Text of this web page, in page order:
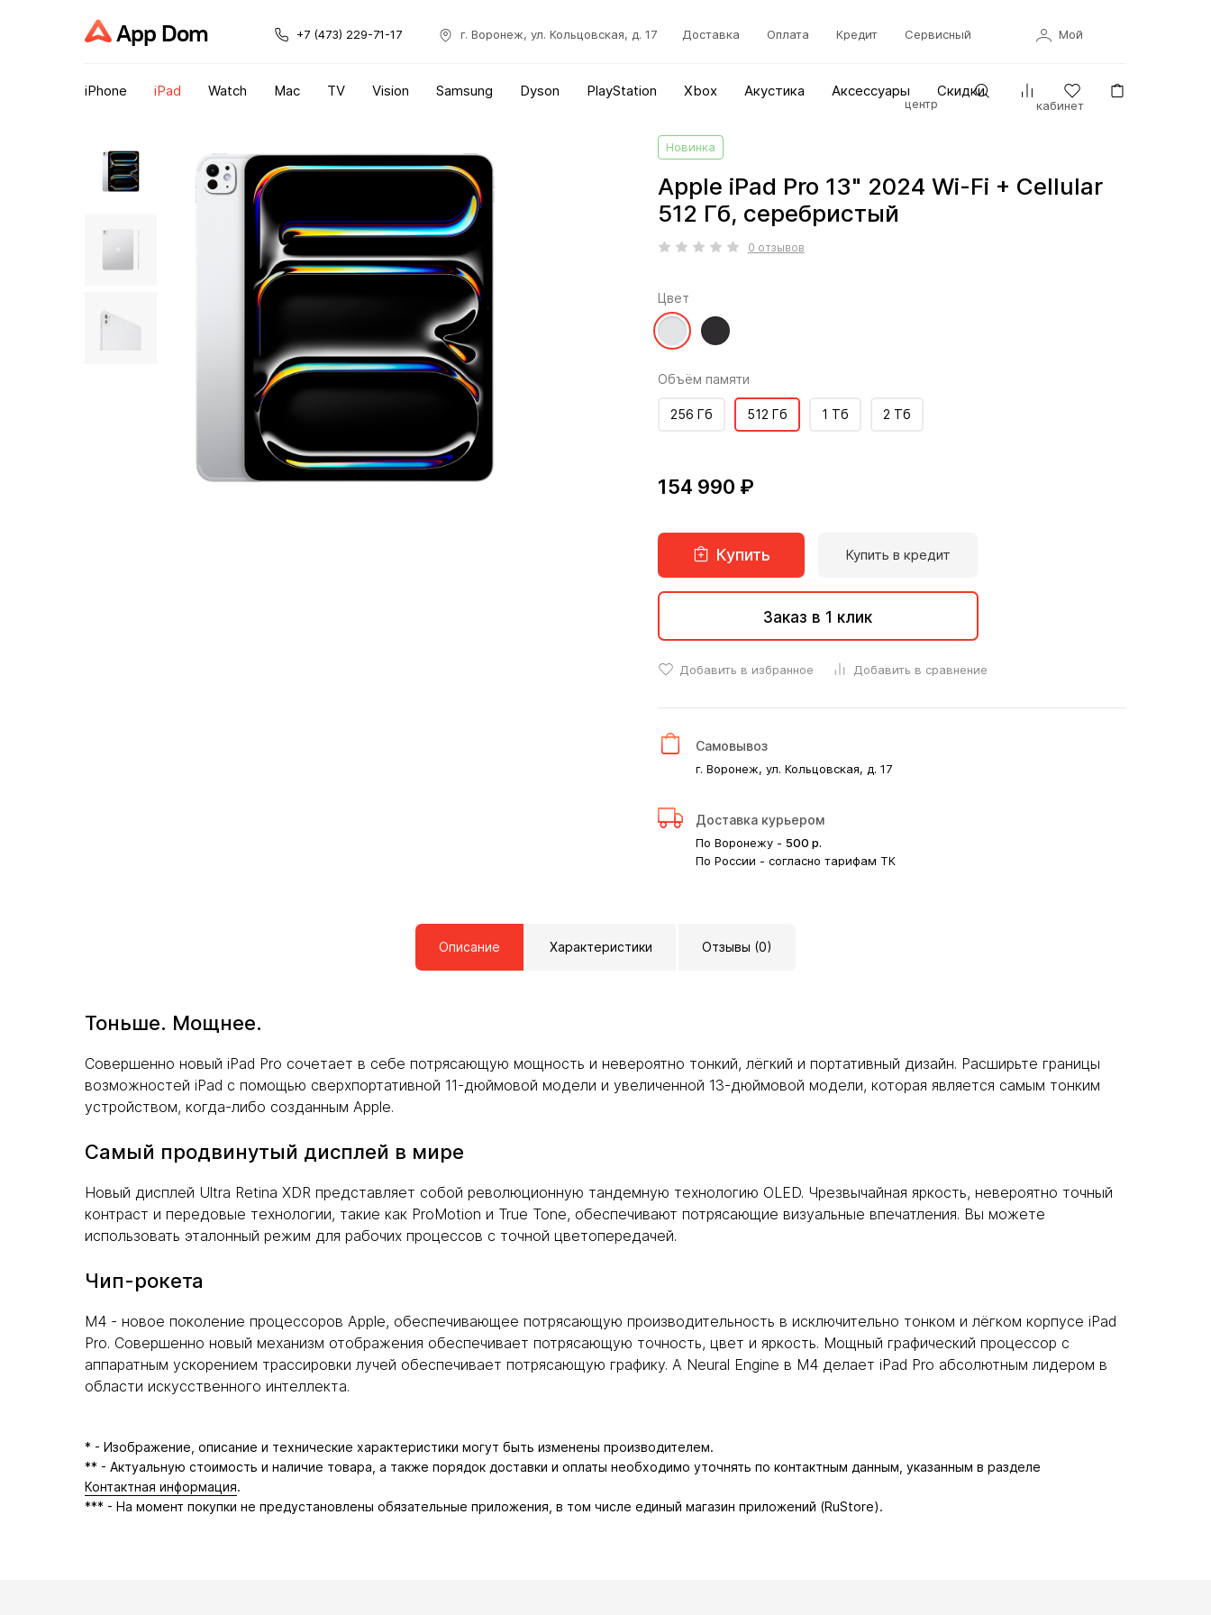
App Dom +7 (473) 229-71-17 г. Воронеж, ул. Кольцовская, д. 17 Доставка Оплата Кредит Сервисный
центр
Мой
кабинет
iPhone iPad Watch Mac TV Vision Samsung Dyson PlayStation Xbox Акустика Аксессуары Скидки
Новинка
Apple iPad Pro 13" 2024 Wi-Fi + Cellular
512 Гб, серебристый
0 отзывов
Цвет
Объём памяти
512 Гб 1 Тб 2 Тб
256 Гб
154 990 ₽
Купить Купить в кредит
Заказ в 1 клик
Добавить в избранное Добавить в сравнение
Самовывоз
г. Воронеж, ул. Кольцовская, д. 17
Доставка курьером
По Воронежу - 500 р.
По России - согласно тарифам ТК
Описание Характеристики Отзывы (0)
Тоньше. Мощнее.
Совершенно новый iPad Pro сочетает в себе потрясающую мощность и невероятно тонкий, лёгкий и портативный дизайн. Расширьте границы
возможностей iPad с помощью сверхпортативной 11-дюймовой модели и увеличенной 13-дюймовой модели, которая является самым тонким
устройством, когда-либо созданным Apple.
Самый продвинутый дисплей в мире
Новый дисплей Ultra Retina XDR представляет собой революционную тандемную технологию OLED. Чрезвычайная яркость, невероятно точный
контраст и передовые технологии, такие как ProMotion и True Tone, обеспечивают потрясающие визуальные впечатления. Вы можете
использовать эталонный режим для рабочих процессов с точной цветопередачей.
Чип-рокета
M4 - новое поколение процессоров Apple, обеспечивающее потрясающую производительность в исключительно тонком и лёгком корпусе iPad
Pro. Совершенно новый механизм отображения обеспечивает потрясающую точность, цвет и яркость. Мощный графический процессор с
аппаратным ускорением трассировки лучей обеспечивает потрясающую графику. А Neural Engine в M4 делает iPad Pro абсолютным лидером в
области искусственного интеллекта.
* - Изображение, описание и технические характеристики могут быть изменены производителем.
** - Актуальную стоимость и наличие товара, а также порядок доставки и оплаты необходимо уточнять по контактным данным, указанным в разделе
Контактная информация.
*** - На момент покупки не предустановлены обязательные приложения, в том числе единый магазин приложений (RuStore).